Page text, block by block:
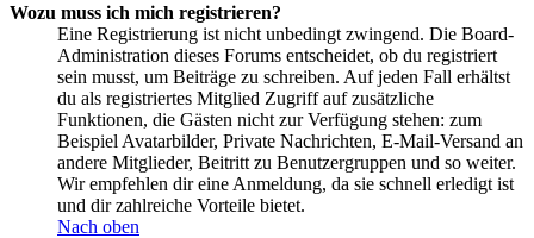
Wozu muss ich mich registrieren?
Eine Registrierung ist nicht unbedingt zwingend. Die Board-
Administration dieses Forums entscheidet, ob du registriert
sein musst, um Beiträge zu schreiben. Auf jeden Fall erhältst
du als registriertes Mitglied Zugriff auf zusätzliche
Funktionen, die Gästen nicht zur Verfügung stehen: zum
Beispiel Avatarbilder, Private Nachrichten, E-Mail-Versand an
andere Mitglieder, Beitritt zu Benutzergruppen und so weiter.
Wir empfehlen dir eine Anmeldung, da sie schnell erledigt ist
und dir zahlreiche Vorteile bietet.
Nach oben